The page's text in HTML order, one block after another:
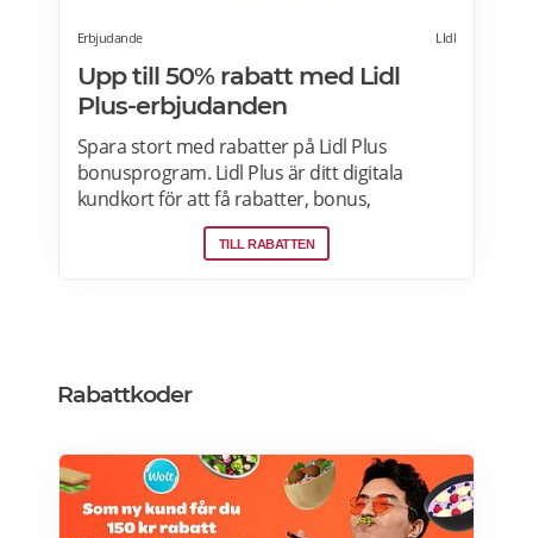
Erbjudande LIdl
Upp till 50% rabatt med Lidl
Plus-erbjudanden
Spara stort med rabatter på Lidl Plus
bonusprogram. Lidl Plus är ditt digitala
kundkort för att få rabatter, bonus,
skräddarsydda erbjudanden och mycket
mer varje vecka. Skanna ditt kort varje gång
om pensionärsrabatter på Lidl här.
TILL RABATTEN
Rabattkoder